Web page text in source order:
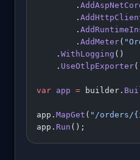
        .
        .
        .
        .
AddMeter(
    .
WithLogging ()
    .
UseOtlpExporter
var app = builder.
app. MapGet ( "/orders/
app. Run ();